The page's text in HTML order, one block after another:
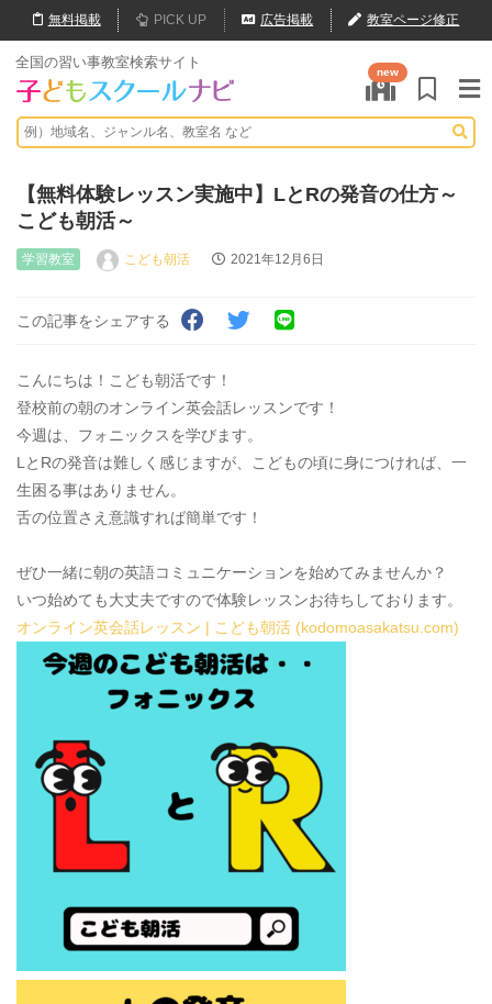
無料掲載 PICK UP 広告掲載 教室ページ修正
全国の習い事教室検索サイト
new
【無料体験レッスン実施中】LとRの発音の仕方～
こども朝活～
学習教室 こども朝活 2021年12月6日
この記事をシェアする
こんにちは！こども朝活です！
登校前の朝のオンライン英会話レッスンです！
今週は、フォニックスを学びます。
LとRの発音は難しく感じますが、こどもの頃に身につければ、一
生困る事はありません。
舌の位置さえ意識すれば簡単です！
ぜひ一緒に朝の英語コミュニケーションを始めてみませんか？
いつ始めても大丈夫ですので体験レッスンお待ちしております。
オンライン英会話レッスン | こども朝活 (kodomoasakatsu.com)